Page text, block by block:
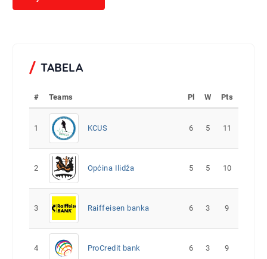
TABELA
# Teams Pl W Pts
1 KCUS 6 5 11
2 Općina Ilidža 5 5 10
3 Raiffeisen banka 6 3 9
4 ProCredit bank 6 3 9